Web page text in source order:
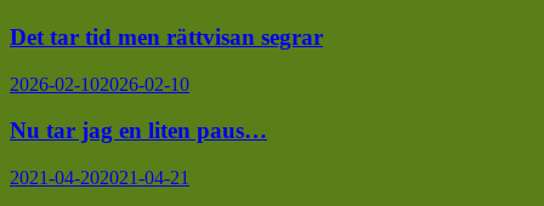
Det tar tid men rättvisan segrar
2026-02-102026-02-10
Nu tar jag en liten paus…
2021-04-202021-04-21